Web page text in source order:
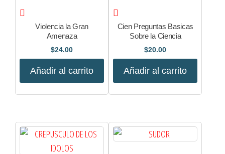
Violencia la Gran
Amenaza
$24.00
Añadir al carrito
Cien Preguntas Basicas
Sobre la Ciencia
$20.00
Añadir al carrito